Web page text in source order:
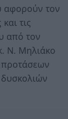
αφορούν τον
τις
από τον
Ν. Μηλιάκο
προτάσεων